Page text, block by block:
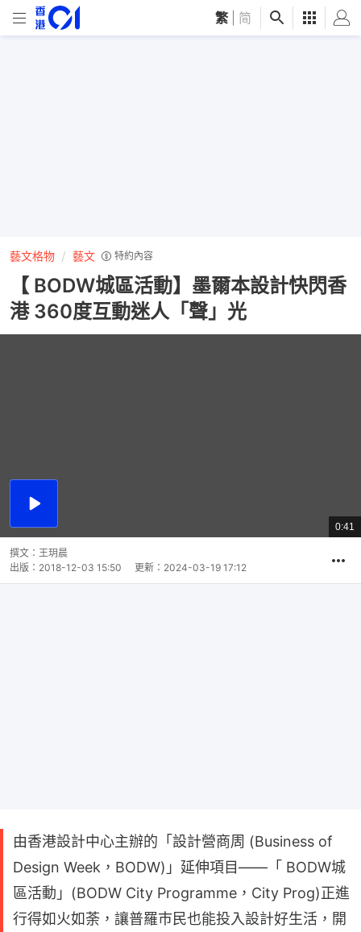
繁 简
藝文格物 藝文 特約內容
【 BODW城區活動】墨爾本設計快閃香
港 360度互動迷人「聲」光
播
總
共
0:41
撰文： 王玥晨
出版： 2018-12-03 15:50 更新： 2024-03-19 17:12
由香港設計中心主辦的「設計營商周 (Business of
Design Week，BODW)」延伸項目——「 BODW城
區活動」(BODW City Programme，City Prog)正進
行得如火如荼，讓普羅巿民也能投入設計好生活，開